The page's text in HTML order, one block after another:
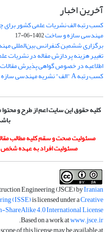
آخرین اخبار
کسب رتبه الف نشریات علمی کشور برای
مهندسی سازه و ساخت1402-06-17
برگزاری ششمین کنفرانس بین‌المللی
تغییر هزینه پردازش مقاله در نشریات
اطلاعیه در خصوص گواهی پذیرش
کسب رتبه A "الف" نشریه مهندسی سازه و ساخت
کلیه حقوق این سایت اعم از طرح و
مسئولیت صحت و سقم کلیه مطالب
مسئولیت افراد به عهده
Engineering (JSCE) byIranian
(ISSE)is licensed under aCreative
4.0 International License
Based on a work atwww.jsce.ir
.